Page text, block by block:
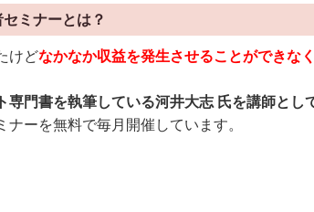
ミナーとは？
けどなかなか収益を発生させることができな
専門書を執筆している河井大志 氏を講師とし
ナーを無料で毎月開催しています。